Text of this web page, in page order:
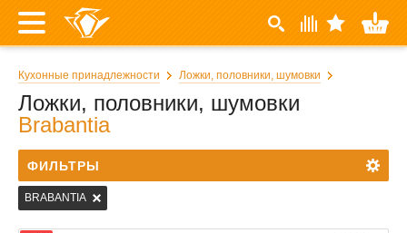
Кухонные принадлежности Ложки, половники, шумовки
Ложки, половники, шумовки
Brabantia
ФИЛЬТРЫ
BRABANTIA